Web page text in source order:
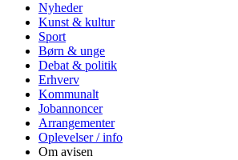
Nyheder
Kunst & kultur
Sport
Børn & unge
Debat & politik
Erhverv
Kommunalt
Jobannoncer
Arrangementer
Oplevelser / info
Om avisen